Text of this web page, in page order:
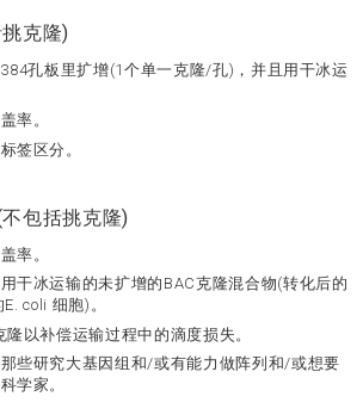
克隆)
孔板里扩增(1个单一克隆/孔)，并且用干冰运
率。
签区分。
包括挑克隆)
率。
干冰运输的未扩增的BAC克隆混合物(转化后的
coli 细胞)。
以补偿运输过程中的滴度损失。
些研究大基因组和/或有能力做阵列和/或想要
学家。